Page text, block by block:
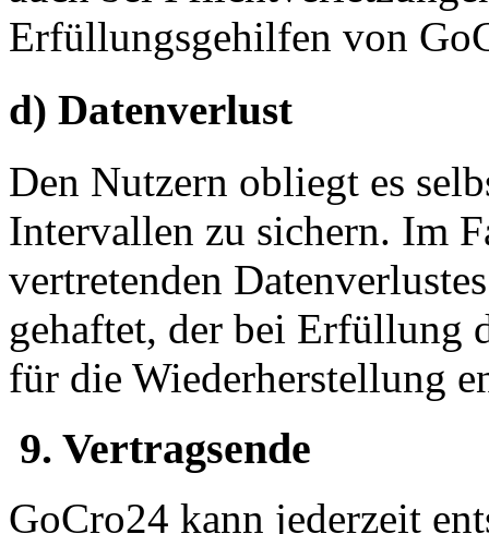
Erfüllungsgehilfen von
d) Datenverlust
Den Nutzern obliegt es
Intervallen zu sichern. Im
vertretenden
gehaftet, der bei Erfüllung
für die Wiederherstellung
9. Vertragsende
GoCro24 kann jederzeit